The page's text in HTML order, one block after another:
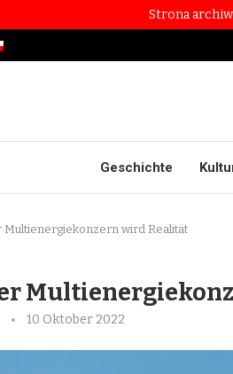
Strona
Geschichte
Multienergiekonzern wird Realität
10 Oktober 2022